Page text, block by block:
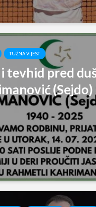
TUŽNA VIJEST
tevhid pred
(Sejdo)